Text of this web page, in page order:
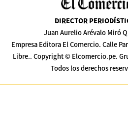
DIRECTOR
Juan Aurelio Arévalo Miró
Empresa Editora El Comercio. Calle
Libre.. Copyright © Elcomercio.pe.
Todos los derechos